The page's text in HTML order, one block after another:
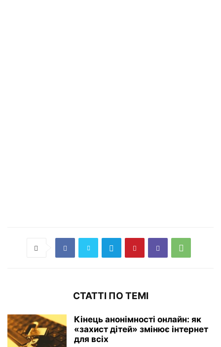
СТАТТІ ПО ТЕМІ
Кінець анонімності онлайн: як
«захист дітей» змінює інтернет
для всіх